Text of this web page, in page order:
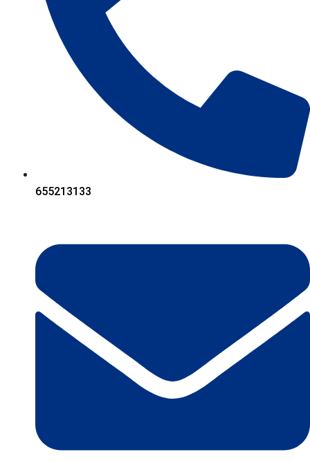
655213133